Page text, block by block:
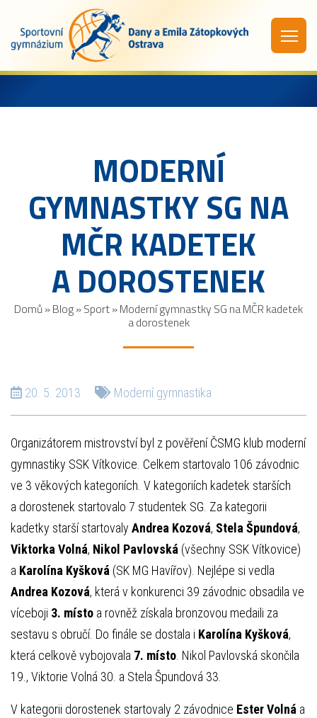
MODERNÍ
GYMNASTKY SG NA
MČR KADETEK
A DOROSTENEK
Domů »Blog»Sport»Moderní gymnastky SG na MČR kadetek
a dorostenek
20. 5. 2013 Moderní gymnastika
Organizátorem mistrovství byl z pověření ČSMG klub moderní
gymnastiky SSK Vítkovice. Celkem startovalo 106 závodnic
ve 3 věkových kategoriích. V kategoriích kadetek starších
a dorostenek startovalo 7 studentek SG. Za kategorii
kadetky starší startovaly Andrea Kozová, Stela Špundová,
Viktorka Volná, Nikol Pavlovská (všechny SSK Vítkovice)
a Karolína Kyšková (SK MG Havířov). Nejlépe si vedla
Andrea Kozová, která v konkurenci 39 závodnic obsadila ve
víceboji 3. místo a rovněž získala bronzovou medaili za
sestavu s obručí. Do finále se dostala i Karolína Kyšková,
která celkově vybojovala 7. místo. Nikol Pavlovská skončila
19., Viktorie Volná 30. a Stela Špundová 33.
V kategorii dorostenek startovaly 2 závodnice Ester Volná a